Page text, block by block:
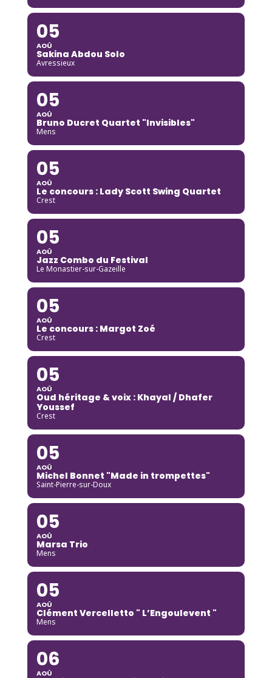
05
AOÛ
Sakina Abdou Solo
Avressieux
05
AOÛ
Bruno Ducret Quartet "Invisibles"
Mens
05
AOÛ
Le concours : Lady Scott Swing Quartet
Crest
05
AOÛ
Jazz Combo du Festival
Le Monastier-sur-Gazeille
05
AOÛ
Le concours : Margot Zoé
Crest
05
AOÛ
Oud héritage & voix : Khayal / Dhafer
Youssef
Crest
05
AOÛ
Michel Bonnet "Made in trompettes"
Saint-Pierre-sur-Doux
05
AOÛ
Marsa Trio
Mens
05
AOÛ
Clément Vercelletto " L’Engoulevent "
Mens
06
AOÛ